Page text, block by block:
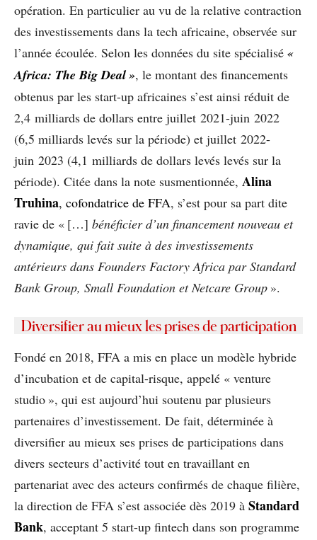
opération. En particulier au vu de la relative contraction
des investissements dans la tech africaine, observée sur
l’année écoulée. Selon les données du site spécialisé «
Africa: The Big Deal», le montant des financements
obtenus par les start-up africaines s’est ainsi réduit de
2,4 milliards de dollars entre juillet 2021-juin 2022
(6,5 milliards levés sur la période) et juillet 2022-
juin 2023 (4,1 milliards de dollars levés levés sur la
période). Citée dans la note susmentionnée, Alina
Truhina, cofondatrice de FFA, s’est pour sa part dite
ravie de « […] bénéficier d’un financement nouveau et
dynamique, qui fait suite à des investissements
antérieurs dans Founders Factory Africa par Standard
Bank Group, Small Foundation et Netcare Group ».
Diversifier au mieux les prises de participation
Fondé en 2018, FFA a mis en place un modèle hybride
d’incubation et de capital-risque, appelé « venture
studio », qui est aujourd’hui soutenu par plusieurs
partenaires d’investissement. De fait, déterminée à
diversifier au mieux ses prises de participations dans
divers secteurs d’activité tout en travaillant en
partenariat avec des acteurs confirmés de chaque filière,
la direction de FFA s’est associée dès 2019 à Standard
Bank, acceptant 5 start-up fintech dans son programme